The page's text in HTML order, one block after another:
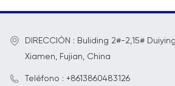
DIRECCIÓN : Buliding 2#-2,15#
Xiamen, Fujian, China
Teléfono : +8613860483126